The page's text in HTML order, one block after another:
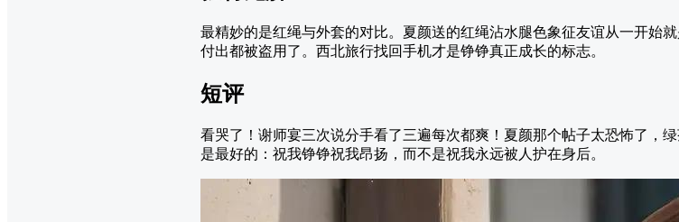
最精妙的是红绳与外套的对比。夏颜送的红绳沾水腿色象征友谊从一开
付出都被盗用了。西北旅行找回手机才是铮铮真正成长的标志。
短评
看哭了！谢师宴三次说分手看了三遍每次都爽！夏颜那个帖子太恐怖了，
是最好的：祝我铮铮祝我昂扬，而不是祝我永远被人护在身后。